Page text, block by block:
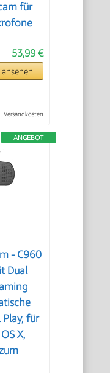
für
53,99 €
Versandkosten
ANGEBOT
- C960
Dual
für
X,